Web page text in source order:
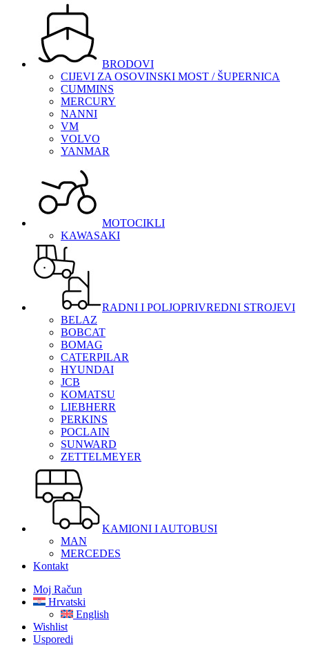
BRODOVI
CIJEVI ZA OSOVINSKI MOST / ŠUPERNICA
CUMMINS
MERCURY
NANNI
VM
VOLVO
YANMAR
MOTOCIKLI
KAWASAKI
RADNI I POLJOPRIVREDNI STROJEVI
BELAZ
BOBCAT
BOMAG
CATERPILAR
HYUNDAI
JCB
KOMATSU
LIEBHERR
PERKINS
POCLAIN
SUNWARD
ZETTELMEYER
KAMIONI I AUTOBUSI
MAN
MERCEDES
Kontakt
Moj Račun
Hrvatski
English
Wishlist
Usporedi